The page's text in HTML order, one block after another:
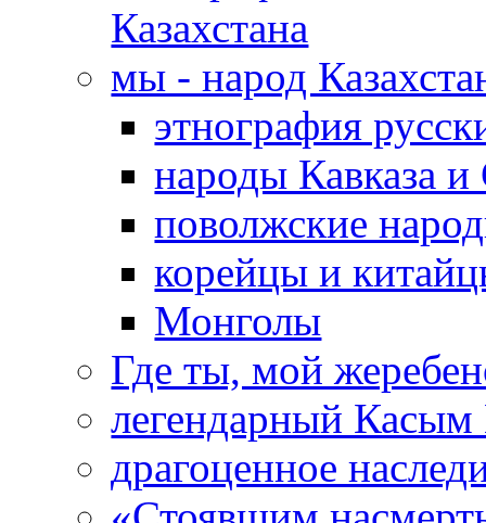
Казахстана
мы - народ
этнография
народы Кавказа
поволжские
корейцы и
Монголы
Где ты, мой
легендарный Касым
драгоценное